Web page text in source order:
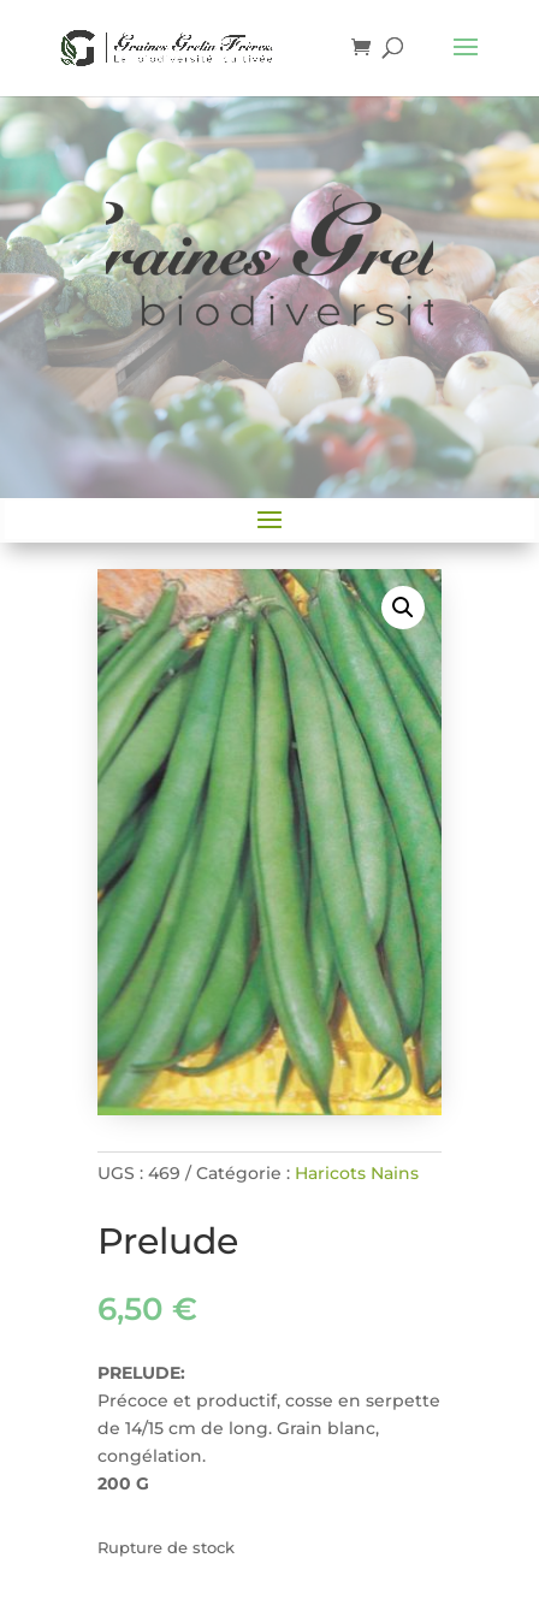
UGS : 469 Catégorie : Haricots Nains
Prelude
6,50 €
PRELUDE:
Précoce et productif, cosse en serpette
de 14/15 cm de long. Grain blanc,
congélation.
200 G
Rupture de stock